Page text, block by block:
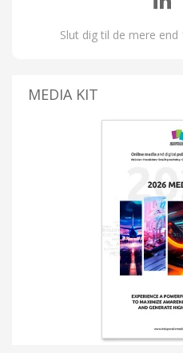
Slut dig til de mere
MEDIA KIT